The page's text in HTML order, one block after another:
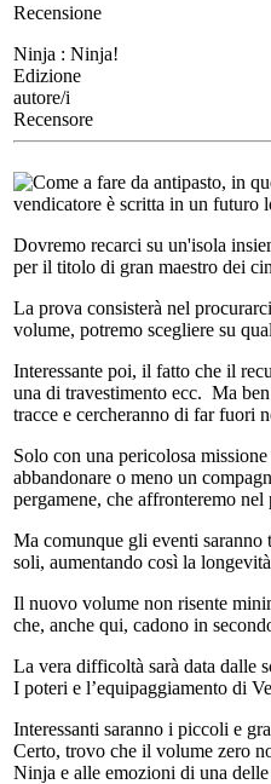
Recensione
Ninja : Ninja!
Edizione
autore/i
Recensore
Come a fare da antipasto, in
vendicatore è scritta in un futuro
Dovremo recarci su un'isola
per il titolo di gran maestro dei
La prova consisterà nel
volume, potremo scegliere su
Interessante poi, il fatto che il
una di travestimento ecc. Ma
tracce e cercheranno di far fuori
Solo con una pericolosa
abbandonare o meno un
pergamene, che affronteremo
Ma comunque gli eventi
soli, aumentando così la
Il nuovo volume non risente
che, anche qui, cadono in
La vera difficoltà sarà data dalle
I poteri e l’equipaggiamento di
Interessanti saranno i piccoli e
Certo, trovo che il volume zero
Ninja e alle emozioni di una